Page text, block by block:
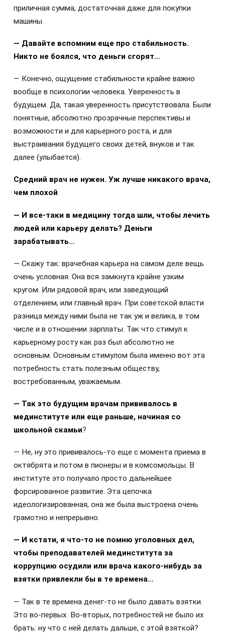
приличная сумма, достаточная даже для покупки
машины.
— Давайте вспомним еще про стабильность.
Никто не боялся, что деньги сгорят…
— Конечно, ощущение стабильности крайне важно
вообще в психологии человека. Уверенность в
будущем. Да, такая уверенность присутствовала. Были
понятные, абсолютно прозрачные перспективы и
возможности и для карьерного роста, и для
выстраивания будущего своих детей, внуков и так
далее (улыбается).
Средний врач не нужен. Уж лучше никакого врача,
чем плохой
— И все-таки в медицину тогда шли, чтобы лечить
людей или карьеру делать? Деньги
зарабатывать…
— Скажу так: врачебная карьера на самом деле вещь
очень условная. Она вся замкнута крайне узким
кругом. Или рядовой врач, или заведующий
отделением, или главный врач. При советской власти
разница между ними была не так уж и велика, в том
числе и в отношении зарплаты. Так что стимул к
карьерному росту как раз был абсолютно не
основным. Основным стимулом была именно вот эта
потребность стать полезным обществу,
востребованным, уважаемым.
— Так это будущим врачам прививалось в
мединституте или еще раньше, начиная со
школьной скамьи?
— Не, ну это прививалось-то еще с момента приема в
октябрята и потом в пионеры и в комсомольцы. В
институте это получало просто дальнейшее
форсированное развитие. Эта цепочка
идеологизированная, она же была выстроена очень
грамотно и непрерывно.
— И кстати, я что-то не помню уголовных дел,
чтобы преподавателей мединститута за
коррупцию осудили или врача какого-нибудь за
взятки привлекли бы в те времена…
— Так в те времена денег-то не было давать взятки.
Это во-первых. Во-вторых, потребностей не было их
брать: ну что с ней делать дальше, с этой взяткой?